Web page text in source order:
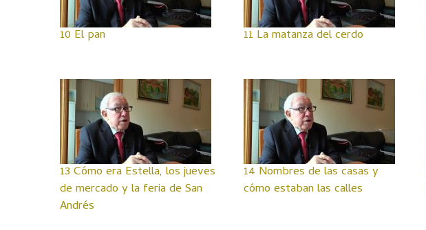
10 El pan 11 La matanza del cerdo
13 Cómo era Estella, los jueves
de mercado y la feria de San
Andrés
14 Nombres de las casas y
cómo estaban las calles